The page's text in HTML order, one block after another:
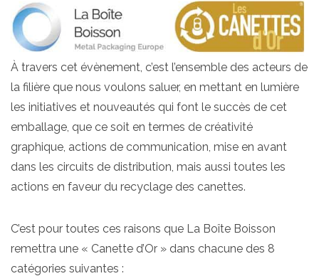
À travers cet évènement, c’est l’ensemble des acteurs de
la filière que nous voulons saluer, en mettant en lumière
les initiatives et nouveautés qui font le succès de cet
emballage, que ce soit en termes de créativité
graphique, actions de communication, mise en avant
dans les circuits de distribution, mais aussi toutes les
actions en faveur du recyclage des canettes.
C’est pour toutes ces raisons que La Boîte Boisson
remettra une « Canette d’Or » dans chacune des 8
catégories suivantes :